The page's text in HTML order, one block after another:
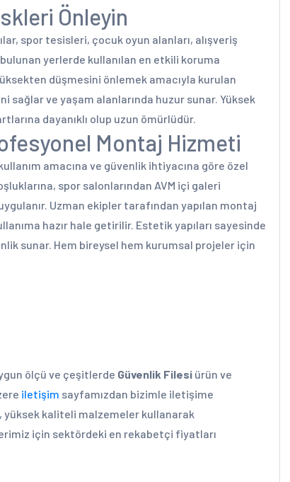
Önleyin
spor tesisleri, çocuk oyun alanları, alışveriş
yerlerde kullanılan en etkili koruma
düşmesini önlemek amacıyla kurulan
sağlar ve yaşam alanlarında huzur sunar. Yüksek
dayanıklı olup uzun ömürlüdür.
Montaj Hizmeti
amacına ve güvenlik ihtiyacına göre özel
spor salonlarından AVM içi galeri
Uzman ekipler tarafından yapılan montaj
hazır hale getirilir. Estetik yapıları sayesinde
sunar. Hem bireysel hem kurumsal projeler için
ölçü ve çeşitlerde Güvenlik Filesi ürün ve
iletişim sayfamızdan bizimle iletişime
yüksek kaliteli malzemeler kullanarak
için sektördeki en rekabetçi fiyatları